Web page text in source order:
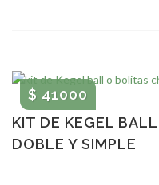
KIT DE KEGEL
DOBLE Y SIMPLE
$ 41000